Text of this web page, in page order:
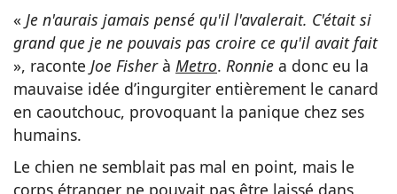
« Je n'aurais jamais pensé qu'il l'avalerait. C'était si
grand que je ne pouvais pas croire ce qu'il avait fait
», raconte Joe Fisherà Metro. Ronnie a donc eu la
mauvaise idée d’ingurgiter entièrement le canard
en caoutchouc, provoquant la panique chez ses
humains.
Le chien ne semblait pas mal en point, mais le
corps étranger ne pouvait pas être laissé dans